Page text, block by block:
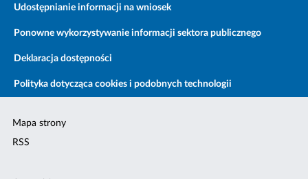
Udostępnianie informacji na wniosek
Ponowne wykorzystywanie informacji sektora publicznego
Deklaracja dostępności
Polityka dotycząca cookies i podobnych technologii
Mapa strony
RSS